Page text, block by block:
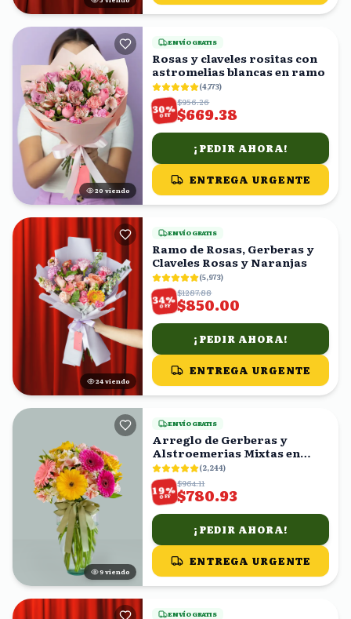
19 viendo
ENVÍO GRATIS
Rosas y claveles rositas con
astromelias blancas en ramo
(4,773)
30%
OFF
$956.26
$669.38
¡PEDIR AHORA!
ENTREGA URGENTE
25 viendo
ENVÍO GRATIS
Ramo de Rosas, Gerberas y
Claveles Rosas y Naranjas
(5,973)
34%
OFF
$1287.88
$850.00
¡PEDIR AHORA!
ENTREGA URGENTE
9 viendo
ENVÍO GRATIS
Arreglo de Gerberas y
Alstroemerias Mixtas en
Florero con Moño Verde
(2,244)
19%
OFF
$964.11
$780.93
¡PEDIR AHORA!
ENTREGA URGENTE
ENVÍO GRATIS